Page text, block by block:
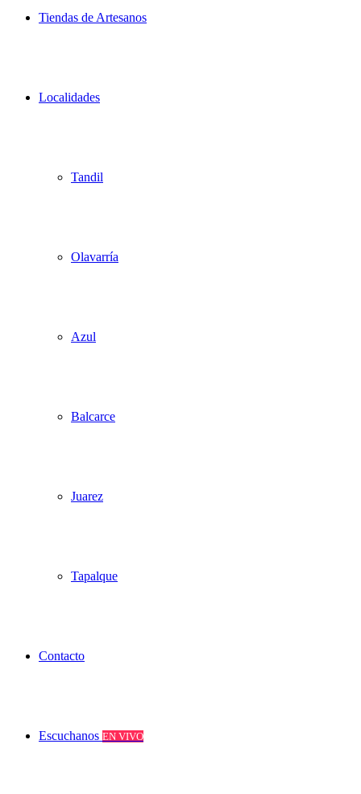
Tiendas de Artesanos
Localidades
Tandil
Olavarría
Azul
Balcarce
Juarez
Tapalque
Contacto
Escuchanos EN VIVO